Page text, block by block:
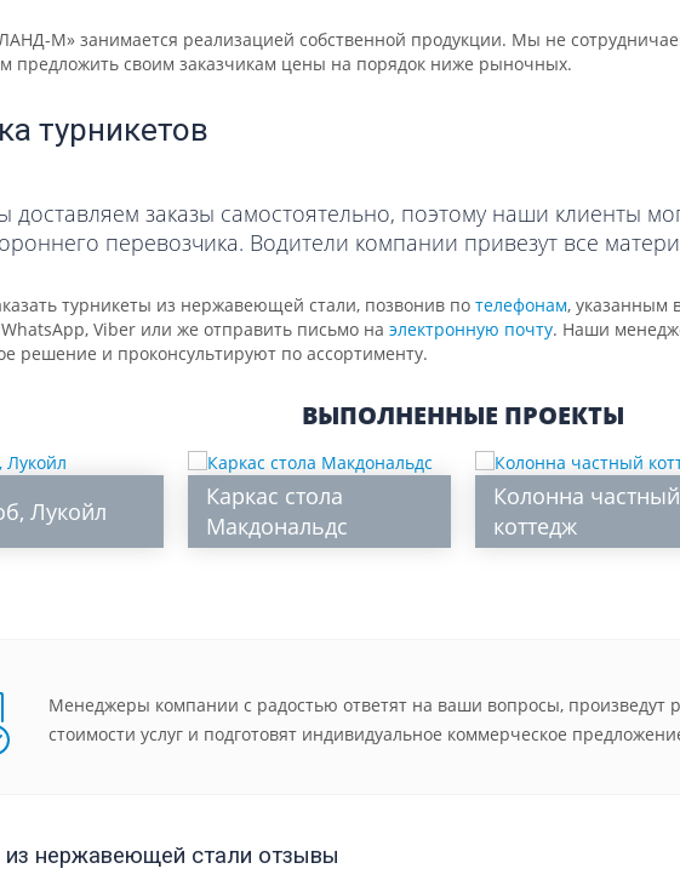
М» занимается реализацией собственной продукции. Мы не
предложить своим заказчикам цены на порядок ниже рыночных.
турникетов
доставляем заказы самостоятельно, поэтому наши клиенты
перевозчика. Водители компании привезут все
турникеты из нержавеющей стали, позвонив по телефонам, указанным
WhatsApp, Viber или же отправить письмо на электронную почту. Наши
решение и проконсультируют по ассортименту.
ВЫПОЛНЕННЫЕ ПРОЕКТЫ
Лукойл
Каркас стола
Макдональдс
Колонна частный
коттедж
Менеджеры компании с радостью ответят на ваши вопросы, произведут
стоимости услуг и подготовят индивидуальное коммерческое
из нержавеющей стали отзывы